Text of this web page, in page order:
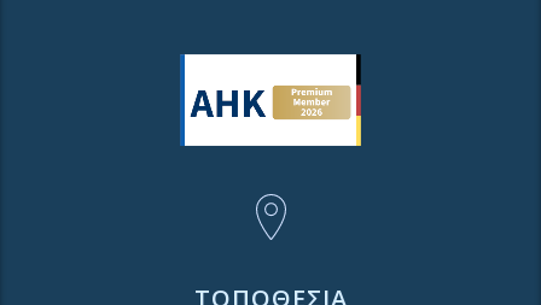
ΤΟΠΟΘΕΣΙΑ